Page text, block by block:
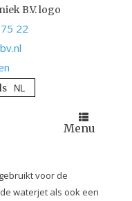
22
Menu
/Projecten
Nederland BV)
geleverd voor in het
accu’s verzorgen
voor de
waterjet als ook een